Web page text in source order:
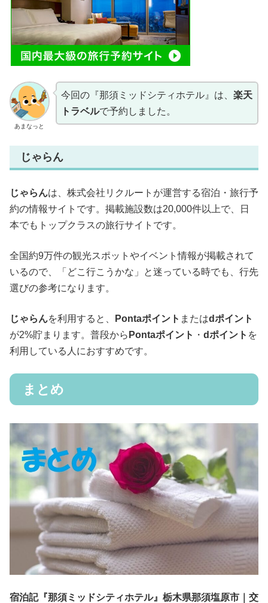
あまなっと
今回の『那須ミッドシティホテル』は、 楽天
トラベルで予約しました。
じゃらん
じゃらんは、株式会社リクルートが運営する宿泊・旅行予
約の情報サイトです。掲載施設数は20,000件以上で、日
本でもトップクラスの旅行サイトです。
全国約9万件の観光スポットやイベント情報が掲載されて
いるので、「どこ行こうかな」と迷っている時でも、行先
選びの参考になります。
じゃらんを利用すると、 Pontaポイント またはdポイント
が2%貯まります。普段から Pontaポイント ・ dポイント を
利用している人におすすめです。
まとめ
宿泊記『那須ミッドシティホテル』栃木県那須塩原市｜交